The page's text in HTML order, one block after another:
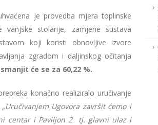
je provedba mjera toplinske
vanjske stolarije, zamjene sustava
koji koristi obnovljive izvore
zgradom i daljinskog očitanja
će se za 60,22 %.
konačno realiziralo uručivanje
„Uručivanjem Ugovora završit ćemo i
centar i Paviljon 2 tj. glavni ulaz i